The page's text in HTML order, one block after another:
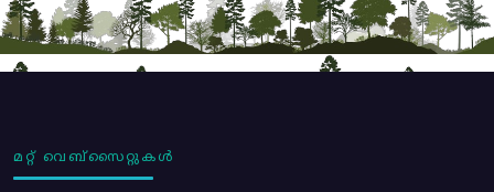
മറ്റ് വെബ്സൈറ്റുകൾ